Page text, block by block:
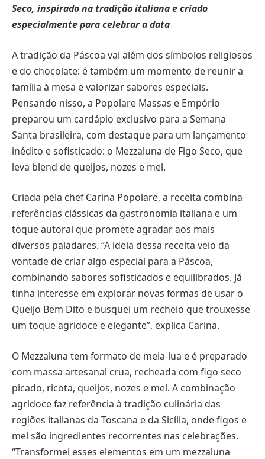
Seco, inspirado na tradição italiana e criado
especialmente para celebrar a data
A tradição da Páscoa vai além dos símbolos religiosos
e do chocolate: é também um momento de reunir a
família à mesa e valorizar sabores especiais.
Pensando nisso, a Popolare Massas e Empório
preparou um cardápio exclusivo para a Semana
Santa brasileira, com destaque para um lançamento
inédito e sofisticado: o Mezzaluna de Figo Seco, que
leva blend de queijos, nozes e mel.
Criada pela chef Carina Popolare, a receita combina
referências clássicas da gastronomia italiana e um
toque autoral que promete agradar aos mais
diversos paladares. “A ideia dessa receita veio da
vontade de criar algo especial para a Páscoa,
combinando sabores sofisticados e equilibrados. Já
tinha interesse em explorar novas formas de usar o
Queijo Bem Dito e busquei um recheio que trouxesse
um toque agridoce e elegante”, explica Carina.
O Mezzaluna tem formato de meia-lua e é preparado
com massa artesanal crua, recheada com figo seco
picado, ricota, queijos, nozes e mel. A combinação
agridoce faz referência à tradição culinária das
regiões italianas da Toscana e da Sicília, onde figos e
mel são ingredientes recorrentes nas celebrações.
“Transformei esses elementos em um mezzaluna